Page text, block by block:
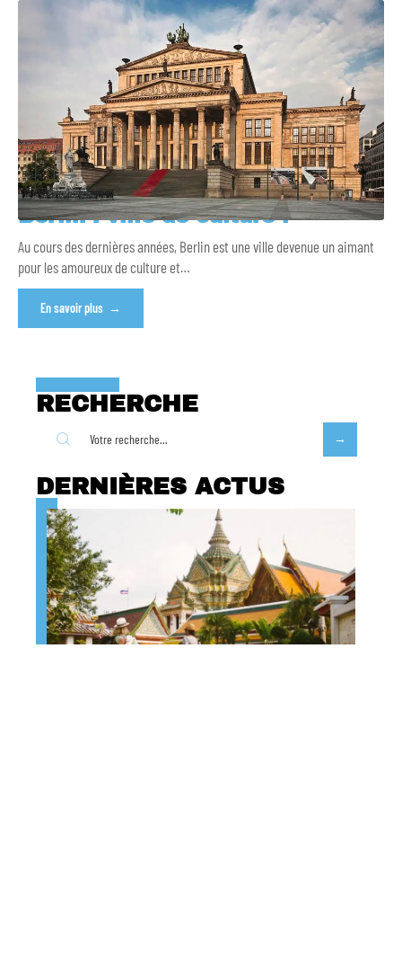
Berlin : ville de culture !
Au cours des dernières années, Berlin est une ville devenue un aimant
pour les amoureux de culture et…
En savoir plus
RECHERCHE
DERNIÈRES ACTUS